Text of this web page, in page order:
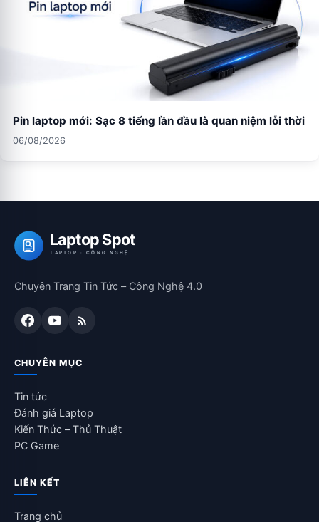
Pin laptop mới: Sạc 8 tiếng lần đầu là quan niệm lỗi thời
06/08/2026
Laptop Spot
LAPTOP · CÔNG NGHỆ
Chuyên Trang Tin Tức – Công Nghệ 4.0
CHUYÊN MỤC
Tin tức
Đánh giá Laptop
Kiến Thức – Thủ Thuật
PC Game
LIÊN KẾT
Trang chủ